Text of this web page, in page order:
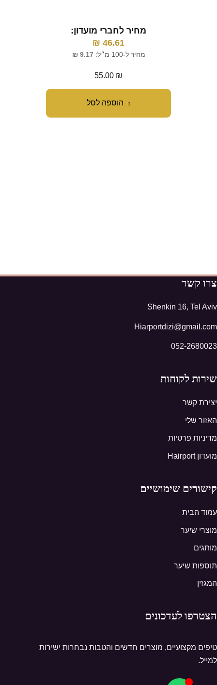
הוספה לסל
מחיר לחברי מועדון:
46.61
₪
מחיר ל-100 מ״ל: 9.17
₪
55.00 ₪
צרו קשר
Shenkin 16, Tel Aviv
Hiarportdizi@gmail.com
052-2680023
שירות לקוחות
יצירת קשר
האזור שלי
מדיניות פרטיות
מועדון Hairport
קישורים שימושיים
עמוד הבית
מוצרי שיער
מותגים
תוספות שיער
המגזין
הצטרפו לעדכונים
טיפים מקצועיים, מוצרים חדשים והטבות נבחרות ישירות
למייל.